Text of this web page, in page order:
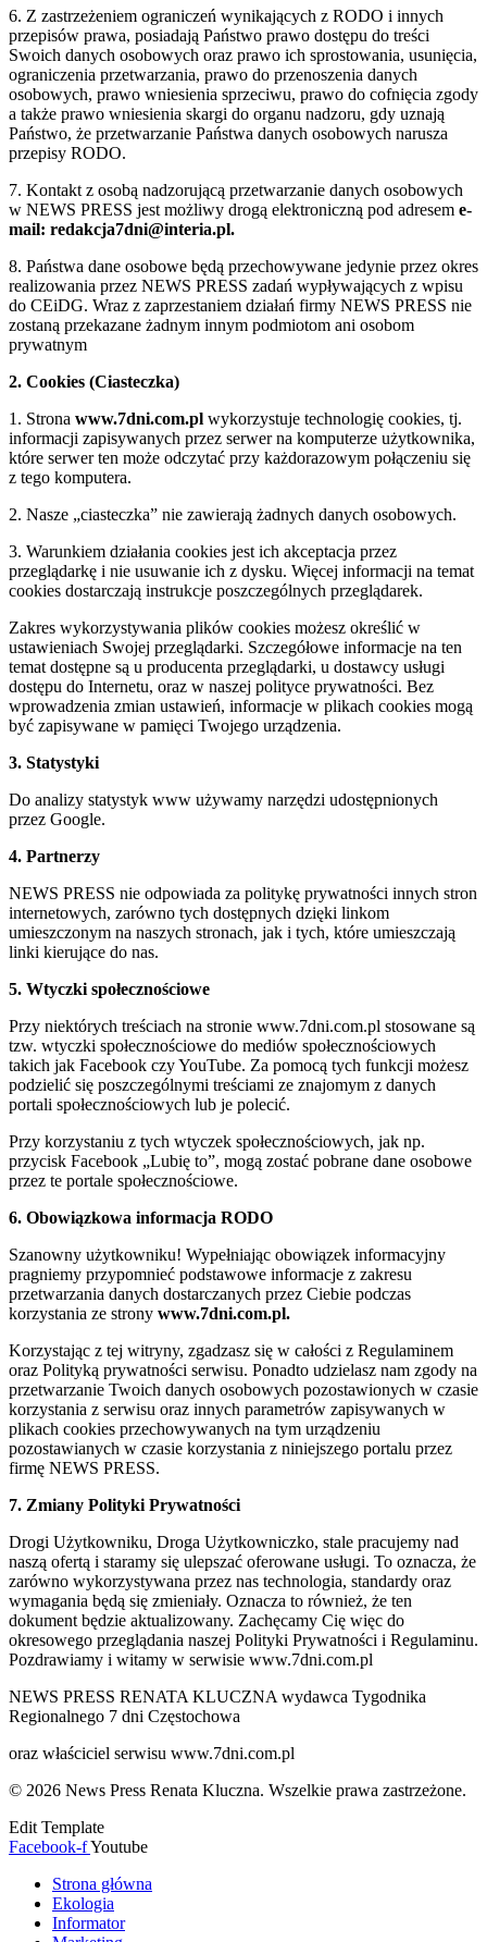
6. Z zastrzeżeniem ograniczeń wynikających z RODO i innych
przepisów prawa, posiadają Państwo prawo dostępu do treści
Swoich danych osobowych oraz prawo ich sprostowania, usunięcia,
ograniczenia przetwarzania, prawo do przenoszenia danych
osobowych, prawo wniesienia sprzeciwu, prawo do cofnięcia zgody
a także prawo wniesienia skargi do organu nadzoru, gdy uznają
Państwo, że przetwarzanie Państwa danych osobowych narusza
przepisy RODO.
7. Kontakt z osobą nadzorującą przetwarzanie danych osobowych
w NEWS PRESS jest możliwy drogą elektroniczną pod adresem e-
mail: redakcja7dni@interia.pl.
8. Państwa dane osobowe będą przechowywane jedynie przez okres
realizowania przez NEWS PRESS zadań wypływających z wpisu
do CEiDG. Wraz z zaprzestaniem działań firmy NEWS PRESS nie
zostaną przekazane żadnym innym podmiotom ani osobom
prywatnym
2. Cookies (Ciasteczka)
1. Strona www.7dni.com.pl wykorzystuje technologię cookies, tj.
informacji zapisywanych przez serwer na komputerze użytkownika,
które serwer ten może odczytać przy każdorazowym połączeniu się
z tego komputera.
2. Nasze „ciasteczka” nie zawierają żadnych danych osobowych.
3. Warunkiem działania cookies jest ich akceptacja przez
przeglądarkę i nie usuwanie ich z dysku. Więcej informacji na temat
cookies dostarczają instrukcje poszczególnych przeglądarek.
Zakres wykorzystywania plików cookies możesz określić w
ustawieniach Swojej przeglądarki. Szczegółowe informacje na ten
temat dostępne są u producenta przeglądarki, u dostawcy usługi
dostępu do Internetu, oraz w naszej polityce prywatności. Bez
wprowadzenia zmian ustawień, informacje w plikach cookies mogą
być zapisywane w pamięci Twojego urządzenia.
3. Statystyki
Do analizy statystyk www używamy narzędzi udostępnionych
przez Google.
4. Partnerzy
NEWS PRESS nie odpowiada za politykę prywatności innych stron
internetowych, zarówno tych dostępnych dzięki linkom
umieszczonym na naszych stronach, jak i tych, które umieszczają
linki kierujące do nas.
5. Wtyczki społecznościowe
Przy niektórych treściach na stronie www.7dni.com.pl stosowane są
tzw. wtyczki społecznościowe do mediów społecznościowych
takich jak Facebook czy YouTube. Za pomocą tych funkcji możesz
podzielić się poszczególnymi treściami ze znajomym z danych
portali społecznościowych lub je polecić.
Przy korzystaniu z tych wtyczek społecznościowych, jak np.
przycisk Facebook „Lubię to”, mogą zostać pobrane dane osobowe
przez te portale społecznościowe.
6. Obowiązkowa informacja RODO
Szanowny użytkowniku! Wypełniając obowiązek informacyjny
pragniemy przypomnieć podstawowe informacje z zakresu
przetwarzania danych dostarczanych przez Ciebie podczas
korzystania ze strony www.7dni.com.pl.
Korzystając z tej witryny, zgadzasz się w całości z Regulaminem
oraz Polityką prywatności serwisu. Ponadto udzielasz nam zgody na
przetwarzanie Twoich danych osobowych pozostawionych w czasie
korzystania z serwisu oraz innych parametrów zapisywanych w
plikach cookies przechowywanych na tym urządzeniu
pozostawianych w czasie korzystania z niniejszego portalu przez
firmę NEWS PRESS.
7. Zmiany Polityki Prywatności
Drogi Użytkowniku, Droga Użytkowniczko, stale pracujemy nad
naszą ofertą i staramy się ulepszać oferowane usługi. To oznacza, że
zarówno wykorzystywana przez nas technologia, standardy oraz
wymagania będą się zmieniały. Oznacza to również, że ten
dokument będzie aktualizowany. Zachęcamy Cię więc do
okresowego przeglądania naszej Polityki Prywatności i Regulaminu.
Pozdrawiamy i witamy w serwisie www.7dni.com.pl
NEWS PRESS RENATA KLUCZNA wydawca Tygodnika
Regionalnego 7 dni Częstochowa
oraz właściciel serwisu www.7dni.com.pl
© 2026 News Press Renata Kluczna. Wszelkie prawa zastrzeżone.
Edit Template
Facebook-fYoutube
Strona główna
Ekologia
Informator